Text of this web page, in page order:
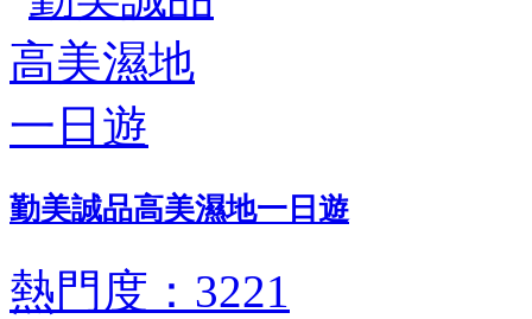
勤美誠品高美濕地一日遊
熱門度：3221